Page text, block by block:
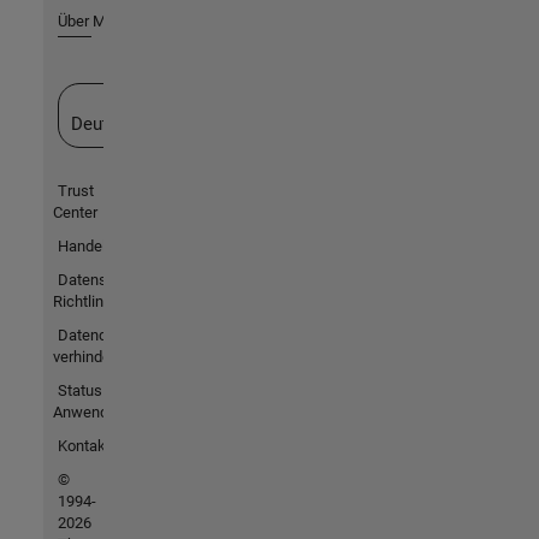
Über MathWorks
Deutschland
Trust
Center
Handelsmarken
Datenschutz-
Richtlinien
Datendiebstahl
verhindern
Status von
Anwendungen
Kontakt
©
1994-
2026